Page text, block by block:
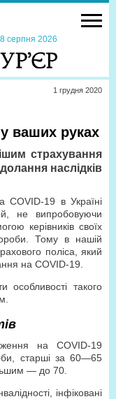
8 серпня 2026
1 грудня 2020
ваших руках
страхування
наслідків
COVID-19 в Україні
не випробовуючи
керівників своїх
Тому в нашій
поліса, який
на COVID-19.
особливості такого
на COVID-19
старші за 60—65
— до 70.
інфіковані